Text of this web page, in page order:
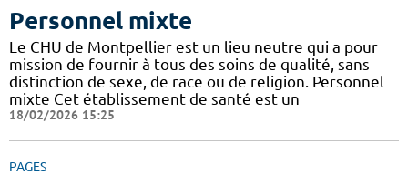
Personnel mixte
Le CHU de Montpellier est un lieu neutre qui a pour
mission de fournir à tous des soins de qualité, sans
distinction de sexe, de race ou de religion. Personnel
mixte Cet établissement de santé est un
18/02/2026 15:25
PAGES